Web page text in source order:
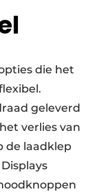
die het
geleverd
verlies van
de laadklep